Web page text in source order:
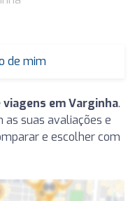
de mim
viagens em Varginha.
as suas avaliações e
e escolher com